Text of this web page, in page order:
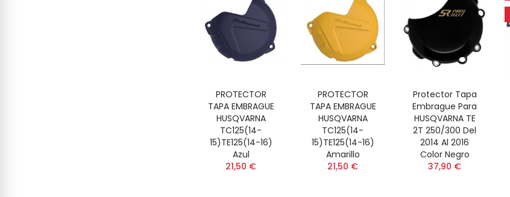
PROTECTOR
TAPA EMBRAGUE
HUSQVARNA
TC125(14-
15)TE125(14-16)
Azul
21,50 €
PROTECTOR
TAPA EMBRAGUE
HUSQVARNA
TC125(14-
15)TE125(14-16)
Amarillo
21,50 €
Protector Tapa
Embrague Para
HUSQVARNA TE
2T 250/300 Del
2014 Al 2016
Color Negro
37,90 €